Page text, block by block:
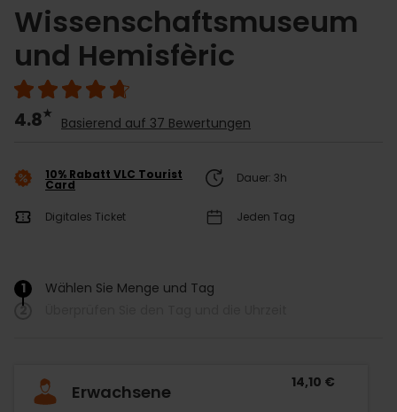
Wissenschaftsmuseum
und Hemisfèric
4.8 Basierend auf 37 Bewertungen
10% Rabatt VLC Tourist
Card Dauer: 3h
Digitales Ticket Jeden Tag
1 Wählen Sie Menge und Tag
/
2
Erwachsene 14,10 €